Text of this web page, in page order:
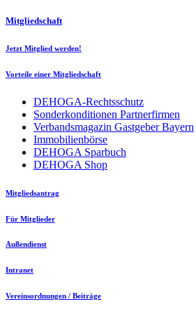
Mitgliedschaft
Jetzt Mitglied werden!
Vorteile einer Mitgliedschaft
DEHOGA-Rechtsschutz
Sonderkonditionen Partnerfirmen
Verbandsmagazin Gastgeber Bayern
Immobilienbörse
DEHOGA Sparbuch
DEHOGA Shop
Mitgliedsantrag
Für Mitglieder
Außendienst
Intranet
Vereinsordnungen / Beiträge